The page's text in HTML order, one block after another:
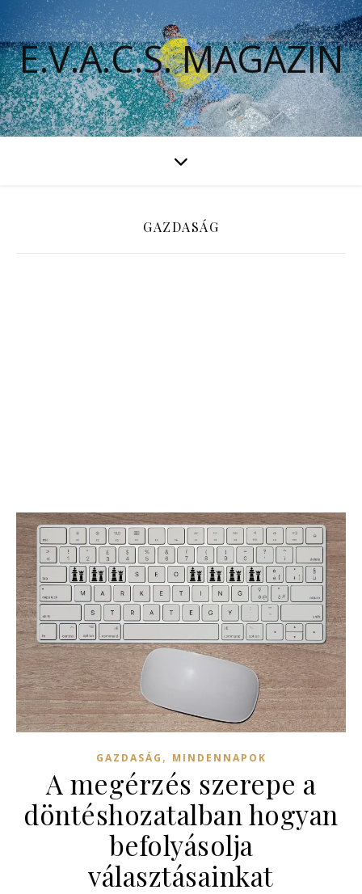
E.V.A.C.S. MAGAZIN
GAZDASÁG
GAZDASÁG , MINDENNAPOK
A megérzés szerepe a
döntéshozatalban hogyan
befolyásolja
választásainkat